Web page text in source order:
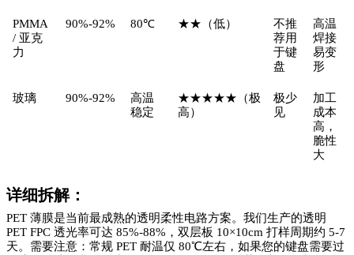
PMMA
/ 亚克
力
90%-92% 80℃ ★★（低）
不推
荐用
于键
盘
高温
焊接
易变
形
玻璃 90%-92%
高温
稳定
★★★★★（极
高）
极少
见
加工
成本
高，
脆性
大
详细拆解：
PET 薄膜是当前最成熟的透明柔性电路方案。我们生产的透明
PET FPC 透光率可达 85%-88%，双层板 10×10cm 打样周期约 5-7
天。需要注意：常规 PET 耐温仅 80℃左右，如果您的键盘需要过